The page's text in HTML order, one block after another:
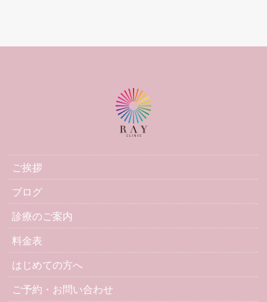
くして下さるこの業界の先生方に感謝です。
ご挨拶
ブログ
診療のご案内
料金表
はじめての方へ
ご予約・お問い合わせ